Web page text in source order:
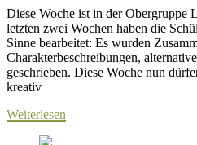
Diese Woche ist in der Obergruppe
letzten zwei Wochen haben die
Sinne bearbeitet: Es wurden
Charakterbeschreibungen,
geschrieben. Diese Woche nun
kreativ
Weiterlesen